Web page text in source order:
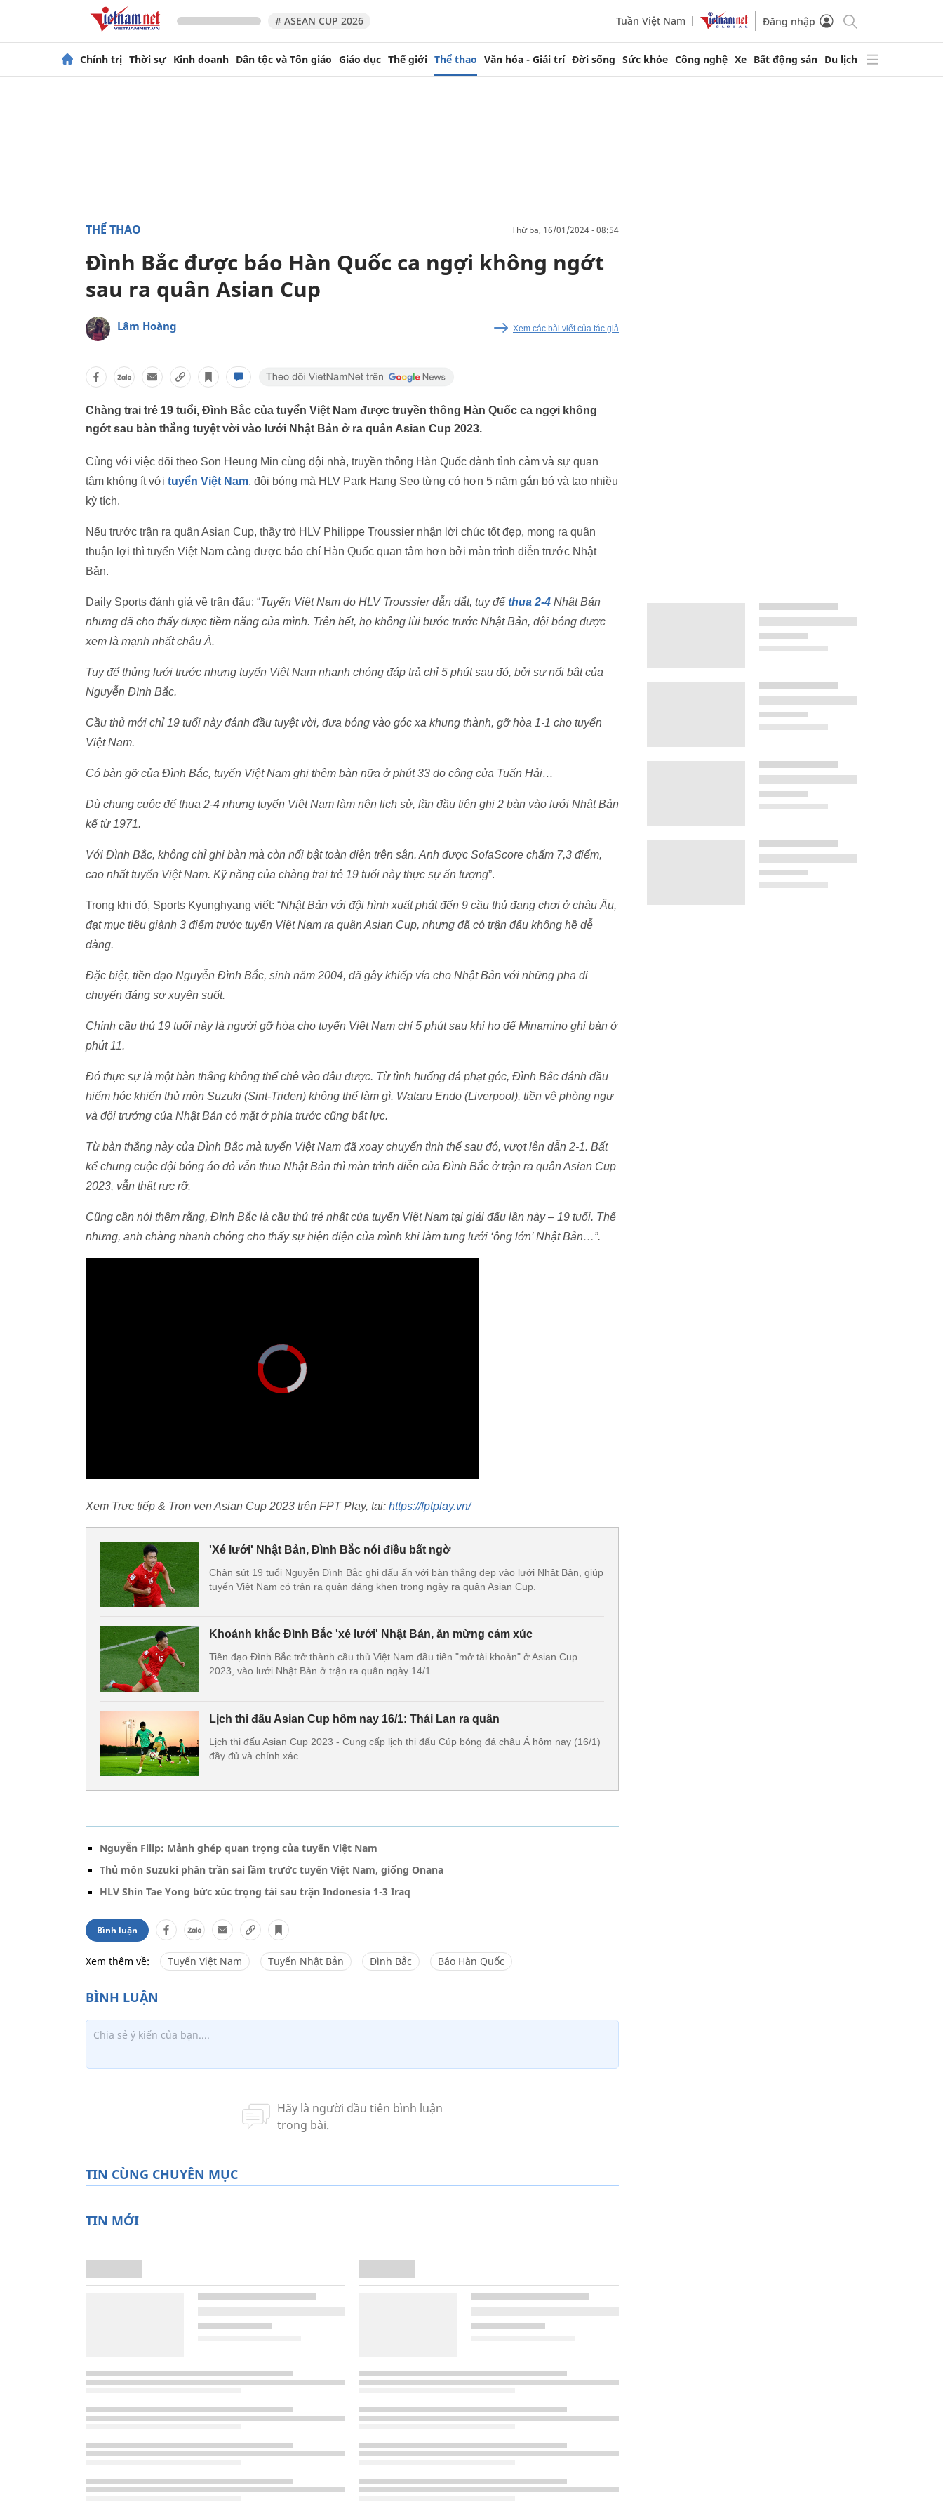
# ASEAN CUP 2026 Tuần Việt Nam Đăng nhập
Chính trị Thời sự Kinh doanh Dân tộc và Tôn giáo Giáo dục Thế giới Thể thao Văn hóa - Giải trí Đời sống Sức khỏe Công nghệ Xe Bất động sản Du lịch
THỂ THAO thứ ba, 16/01/2024 - 08:54
Đình Bắc được báo Hàn Quốc ca ngợi không ngớt
sau ra quân Asian Cup
Lâm Hoàng Xem các bài viết của tác giả
Chàng trai trẻ 19 tuổi, Đình Bắc của tuyển Việt Nam được truyền thông Hàn Quốc ca ngợi không
ngớt sau bàn thắng tuyệt vời vào lưới Nhật Bản ở ra quân Asian Cup 2023.
Cùng với việc dõi theo Son Heung Min cùng đội nhà, truyền thông Hàn Quốc dành tình cảm và sự quan
tâm không ít với tuyển Việt Nam, đội bóng mà HLV Park Hang Seo từng có hơn 5 năm gắn bó và tạo nhiều
kỳ tích.
Nếu trước trận ra quân Asian Cup, thầy trò HLV Philippe Troussier nhận lời chúc tốt đẹp, mong ra quân
thuận lợi thì tuyển Việt Nam càng được báo chí Hàn Quốc quan tâm hơn bởi màn trình diễn trước Nhật
Bản.
Daily Sports đánh giá về trận đấu: “Tuyển Việt Nam do HLV Troussier dẫn dắt, tuy đểthua 2-4 Nhật Bản
nhưng đã cho thấy được tiềm năng của mình. Trên hết, họ không lùi bước trước Nhật Bản, đội bóng được
xem là mạnh nhất châu Á.
Tuy để thủng lưới trước nhưng tuyển Việt Nam nhanh chóng đáp trả chỉ 5 phút sau đó, bởi sự nổi bật của
Nguyễn Đình Bắc.
Cầu thủ mới chỉ 19 tuổi này đánh đầu tuyệt vời, đưa bóng vào góc xa khung thành, gỡ hòa 1-1 cho tuyển
Việt Nam.
Có bàn gỡ của Đình Bắc, tuyển Việt Nam ghi thêm bàn nữa ở phút 33 do công của Tuấn Hải…
Dù chung cuộc để thua 2-4 nhưng tuyển Việt Nam làm nên lịch sử, lần đầu tiên ghi 2 bàn vào lưới Nhật Bản
kể từ 1971.
Với Đình Bắc, không chỉ ghi bàn mà còn nổi bật toàn diện trên sân. Anh được SofaScore chấm 7,3 điểm,
cao nhất tuyển Việt Nam. Kỹ năng của chàng trai trẻ 19 tuổi này thực sự ấn tượng”.
Trong khi đó, Sports Kyunghyang viết: “Nhật Bản với đội hình xuất phát đến 9 cầu thủ đang chơi ở châu Âu,
đạt mục tiêu giành 3 điểm trước tuyển Việt Nam ra quân Asian Cup, nhưng đã có trận đấu không hề dễ
dàng.
Đặc biệt, tiền đạo Nguyễn Đình Bắc, sinh năm 2004, đã gây khiếp vía cho Nhật Bản với những pha di
chuyến đáng sợ xuyên suốt.
Chính cầu thủ 19 tuổi này là người gỡ hòa cho tuyển Việt Nam chỉ 5 phút sau khi họ để Minamino ghi bàn ở
phút 11.
Đó thực sự là một bàn thắng không thể chê vào đâu được. Từ tình huống đá phạt góc, Đình Bắc đánh đầu
hiểm hóc khiến thủ môn Suzuki (Sint-Triden) không thể làm gì. Wataru Endo (Liverpool), tiền vệ phòng ngự
và đội trưởng của Nhật Bản có mặt ở phía trước cũng bất lực.
Từ bàn thắng này của Đình Bắc mà tuyển Việt Nam đã xoay chuyển tình thế sau đó, vượt lên dẫn 2-1. Bất
kể chung cuộc đội bóng áo đỏ vẫn thua Nhật Bản thì màn trình diễn của Đình Bắc ở trận ra quân Asian Cup
2023, vẫn thật rực rỡ.
Cũng cần nói thêm rằng, Đình Bắc là cầu thủ trẻ nhất của tuyển Việt Nam tại giải đấu lần này – 19 tuổi. Thế
nhưng, anh chàng nhanh chóng cho thấy sự hiện diện của mình khi làm tung lưới ‘ông lớn’ Nhật Bản…”.
Xem Trực tiếp & Trọn vẹn Asian Cup 2023 trên FPT Play, tại: https://fptplay.vn/
'Xé lưới' Nhật Bản, Đình Bắc nói điều bất ngờ
Chân sút 19 tuổi Nguyễn Đình Bắc ghi dấu ấn với bàn thắng đẹp vào lưới Nhật Bản, giúp
tuyển Việt Nam có trận ra quân đáng khen trong ngày ra quân Asian Cup.
Khoảnh khắc Đình Bắc 'xé lưới' Nhật Bản, ăn mừng cảm xúc
Tiền đạo Đình Bắc trở thành cầu thủ Việt Nam đầu tiên "mở tài khoản" ở Asian Cup
2023, vào lưới Nhật Bản ở trận ra quân ngày 14/1.
Lịch thi đấu Asian Cup hôm nay 16/1: Thái Lan ra quân
Lịch thi đấu Asian Cup 2023 - Cung cấp lịch thi đấu Cúp bóng đá châu Á hôm nay (16/1)
đầy đủ và chính xác.
Nguyễn Filip: Mảnh ghép quan trọng của tuyển Việt Nam
Thủ môn Suzuki phân trần sai lầm trước tuyển Việt Nam, giống Onana
HLV Shin Tae Yong bức xúc trọng tài sau trận Indonesia 1-3 Iraq
Bình luận
Xem thêm về: Tuyển Việt Nam Tuyển Nhật Bản Đình Bắc Báo Hàn Quốc
TIN CÙNG CHUYÊN MỤC
TIN MỚI